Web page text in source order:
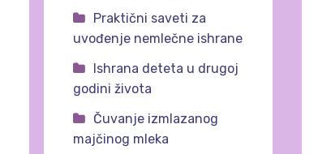
Praktični saveti za
uvođenje nemlečne ishrane
Ishrana deteta u drugoj
godini života
Čuvanje izmlazanog
majčinog mleka